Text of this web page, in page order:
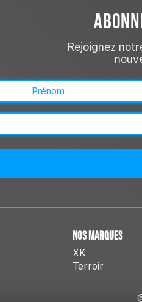
Rejoignez
Nos marques
XK
Terroir